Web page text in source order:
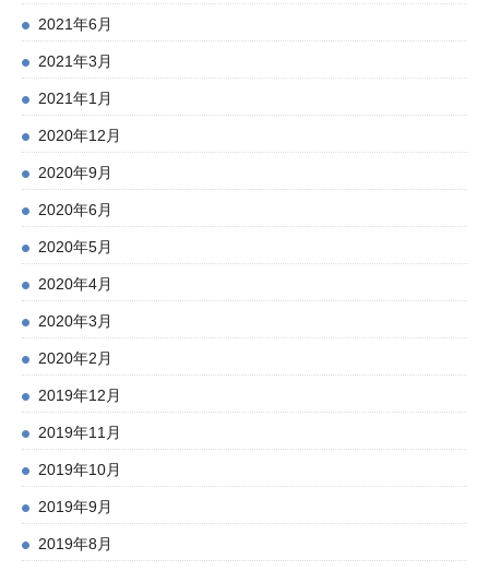
2021年6月
2021年3月
2021年1月
2020年12月
2020年9月
2020年6月
2020年5月
2020年4月
2020年3月
2020年2月
2019年12月
2019年11月
2019年10月
2019年9月
2019年8月